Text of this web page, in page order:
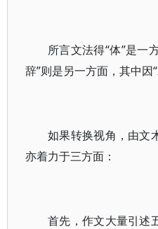
所言文法得“体”是一
辞”则是另一方面，其中因“
如果转换视角，由文
亦着力于三方面：
首先，作文大量引述